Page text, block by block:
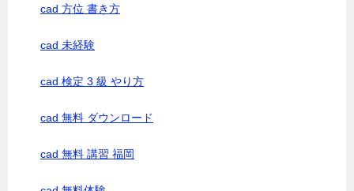
cad 方位 書き方
cad 未経験
cad 検定 3 級 やり方
cad 無料 ダウンロード
cad 無料 講習 福岡